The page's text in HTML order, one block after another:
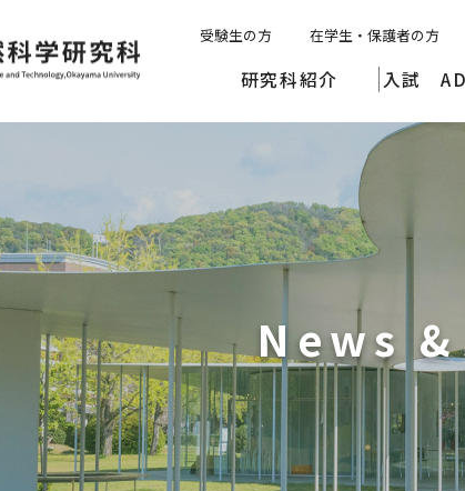
研究科紹介 入試
受験生の方 在学生・保護者の方
News